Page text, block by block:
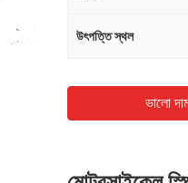
উৎপত্তি স্থল
ভালো